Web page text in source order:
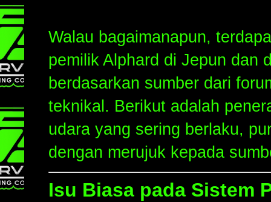
Walau bagaimanapun,
pemilik Alphard di Jepun dan
berdasarkan sumber dari
teknikal. Berikut adalah
udara yang sering berlaku,
dengan merujuk kepada
Isu Biasa pada Sistem